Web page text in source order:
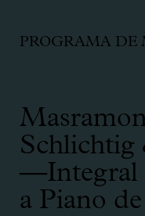
PROGRAMA DE
Schlichtig
—Integral
a Piano